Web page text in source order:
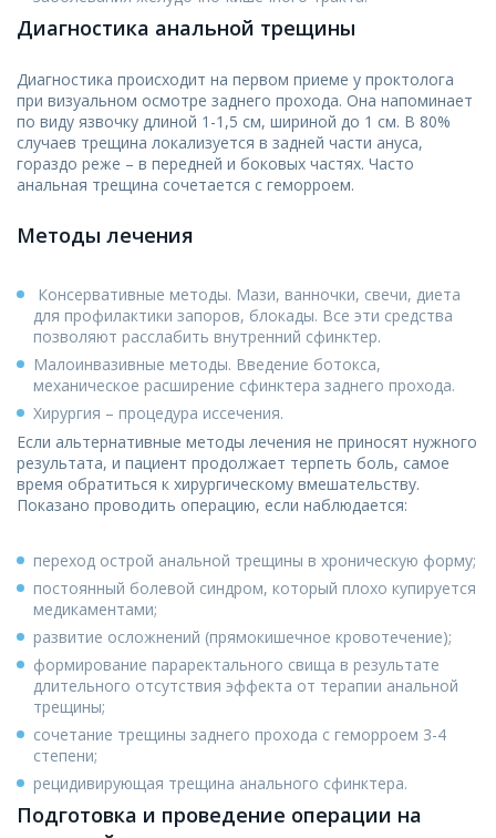
Диагностика анальной трещины
Диагностика происходит на первом приеме у проктолога
при визуальном осмотре заднего прохода. Она напоминает
по виду язвочку длиной 1-1,5 см, шириной до 1 см. В 80%
случаев трещина локализуется в задней части ануса,
гораздо реже – в передней и боковых частях. Часто
анальная трещина сочетается с геморроем.
Методы лечения
Консервативные методы. Мази, ванночки, свечи, диета
для профилактики запоров, блокады. Все эти средства
позволяют расслабить внутренний сфинктер.
Малоинвазивные методы. Введение ботокса,
механическое расширение сфинктера заднего прохода.
Хирургия – процедура иссечения.
Если альтернативные методы лечения не приносят нужного
результата, и пациент продолжает терпеть боль, самое
время обратиться к хирургическому вмешательству.
Показано проводить операцию, если наблюдается:
переход острой анальной трещины в хроническую форму;
постоянный болевой синдром, который плохо купируется
медикаментами;
развитие осложнений (прямокишечное кровотечение);
формирование параректального свища в результате
длительного отсутствия эффекта от терапии анальной
трещины;
сочетание трещины заднего прохода с геморроем 3-4
степени;
рецидивирующая трещина анального сфинктера.
Подготовка и проведение операции на